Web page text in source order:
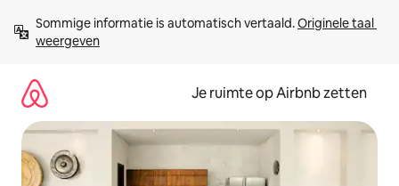
direct
naar
Sommige informatie is automatisch vertaald. Originele taal
weergeven
Je ruimte op Airbnb zetten